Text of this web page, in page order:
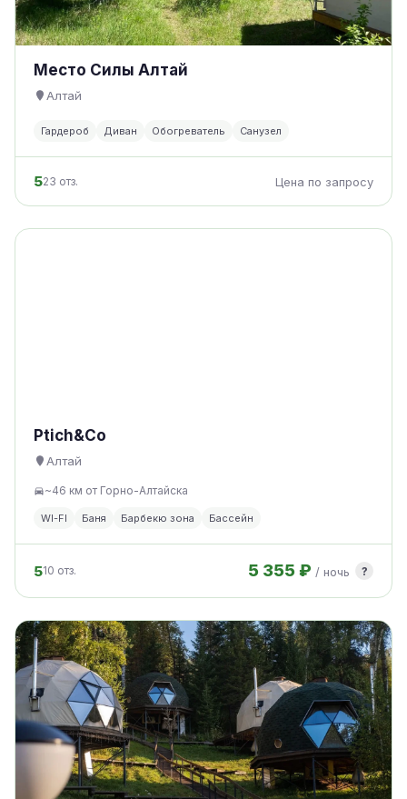
Место Силы Алтай
Алтай
Гардероб Диван Обогреватель Санузел
523 отз. Цена по запросу
Pt ich&C o
Алтай
~46 км от Горно-Алтайска
WI-FI Баня Барбекю зона Бассейн
510 отз. 5 355 ₽ / ночь ?